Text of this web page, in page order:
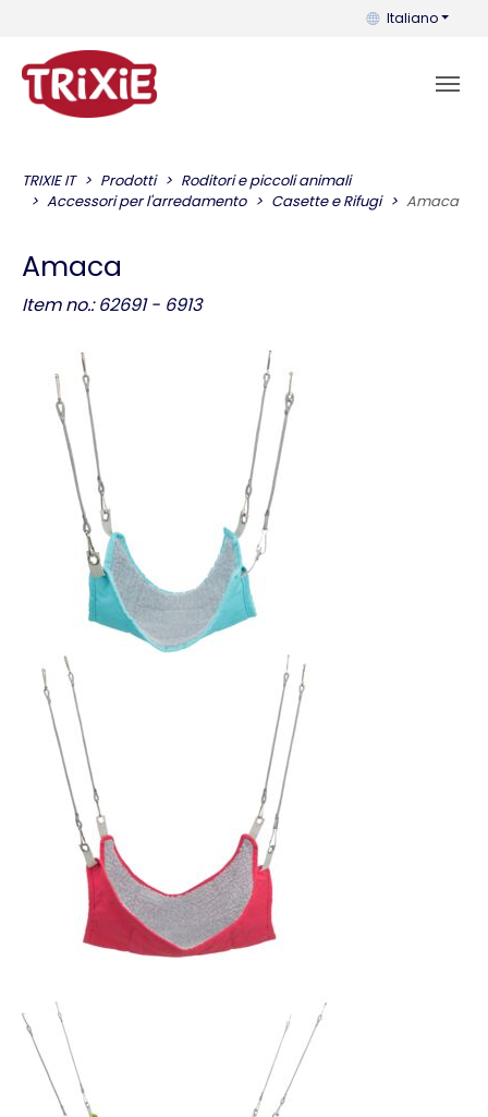
Puoi cambiare
Italiano
TRIXIE IT Prodotti
Roditori e piccoli animali
Accessori per l'arredamento
Casette e Rifugi Amaca
Amaca
Item no.: 62691 - 6913